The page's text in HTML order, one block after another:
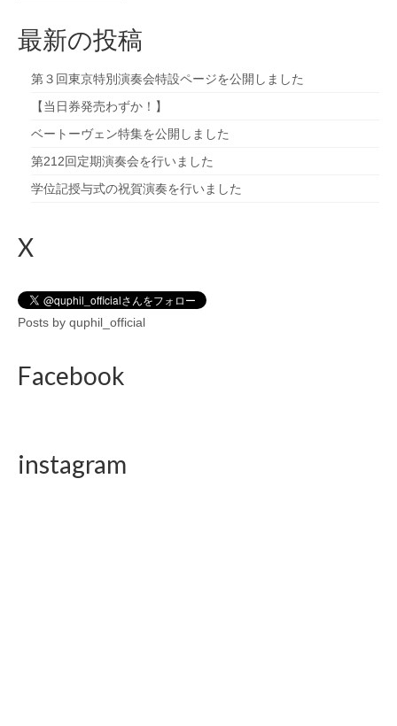
最新の投稿
第３回東京特別演奏会特設ページを公開しました
【当日券発売わずか！】
ベートーヴェン特集を公開しました
第212回定期演奏会を行いました
学位記授与式の祝賀演奏を行いました
X
Posts by quphil_official
Facebook
instagram